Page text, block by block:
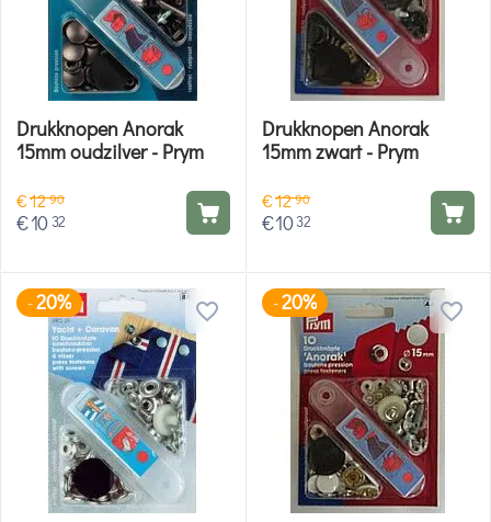
Drukknopen Anorak
15mm oudzilver - Prym
€1290
€10 32
Drukknopen Anorak
15mm zwart - Prym
€1290
€10 32
-20% -20%